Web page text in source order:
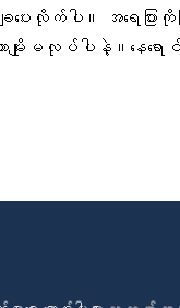
ျပေးလိုက်ပါ။ အရေပြား
းမလုပ်ပါနဲ့။နေရော